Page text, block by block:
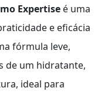
Expertise é uma
e eficácia
fórmula leve,
de um hidratante,
ideal para